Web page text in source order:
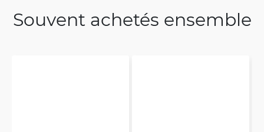
Souvent achetés ensemble